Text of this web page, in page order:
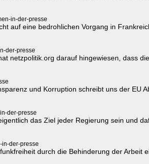
in-der-presse
auf eine bedrohlichen Vorgang in
der-presse
netzpolitik.org darauf hingewiesen, dass
und Korruption schreibt uns der EU
der-presse
das Ziel jeder Regierung sein und
in-der-presse
durch die Behinderung der